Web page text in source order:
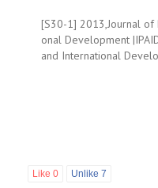
[S30-1] 2013,Journal of
onal Development
and International
Like 0 Unlike 7